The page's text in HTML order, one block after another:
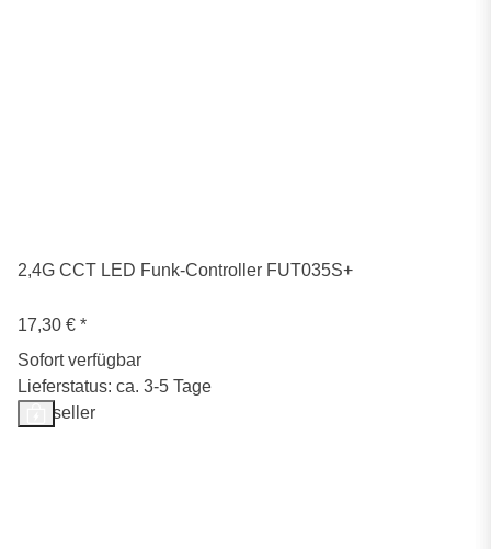
2,4G CCT LED Funk-Controller FUT035S+
17,30 € *
Sofort verfügbar
Lieferstatus: ca. 3-5 Tage
Bestseller